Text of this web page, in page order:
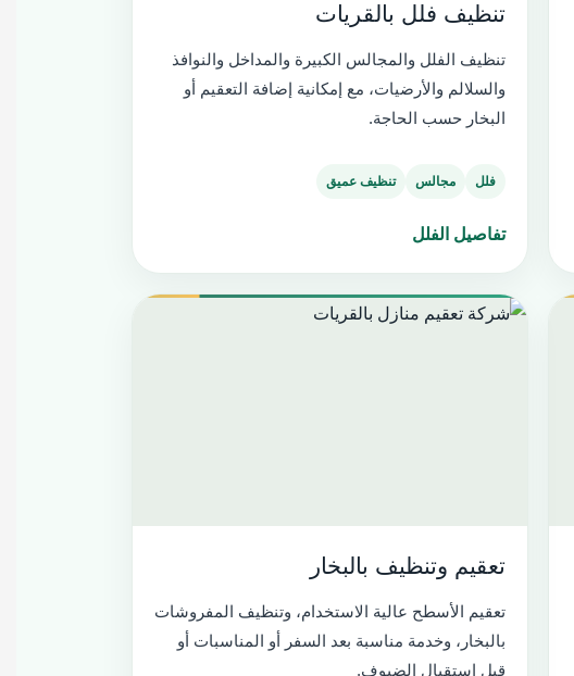
تنظيف فلل بالقريات
تنظيف الفلل والمجالس الكبيرة والمداخل والنوافذ
والسلالم والأرضيات، مع إمكانية إضافة التعقيم أو
البخار حسب الحاجة.
فلل مجالس تنظيف عميق
تفاصيل الفلل
تعقيم وتنظيف بالبخار
تعقيم الأسطح عالية الاستخدام، وتنظيف المفروشات
بالبخار، وخدمة مناسبة بعد السفر أو المناسبات أو
قبل استقبال الضيوف.